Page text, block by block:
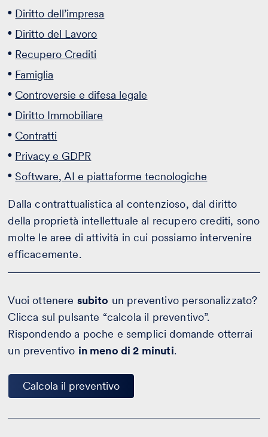
Diritto dell’impresa
Diritto del Lavoro
Recupero Crediti
Famiglia
Controversie e difesa legale
Diritto Immobiliare
Contratti
Privacy e GDPR
Software, AI e piattaforme tecnologiche
Dalla contrattualistica al contenzioso, dal diritto
della proprietà intellettuale al recupero crediti, sono
molte le aree di attività in cui possiamo intervenire
efficacemente.
Vuoi ottenere subito un preventivo personalizzato?
Clicca sul pulsante “calcola il preventivo”.
Rispondendo a poche e semplici domande otterrai
un preventivo in meno di 2 minuti.
Calcola il preventivo